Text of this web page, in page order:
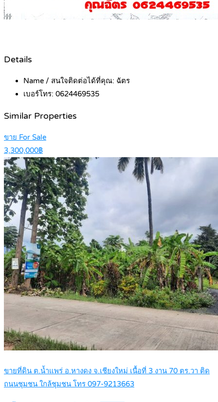
Details
Name / สนใจติดต่อได้ที่คุณ: ฉัตร
เบอร์โทร: 0624469535
Similar Properties
ขาย For Sale
3,300,000฿
ขายที่ดิน ต.น้ำแพร่ อ.หางดง จ.เชียงใหม่ เนื้อที่ 3 งาน 70 ตร.วา ติด
ถนนชุมชน ใกล้ชุมชน โทร 097-9213663